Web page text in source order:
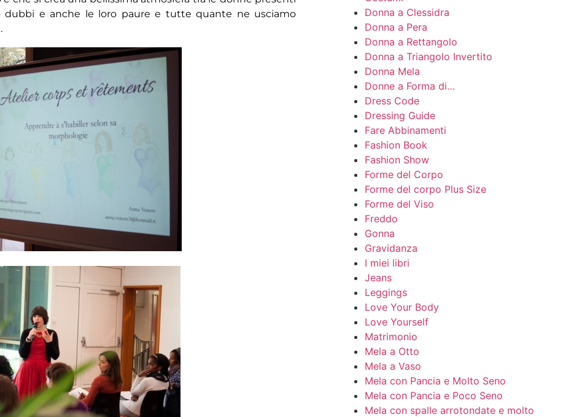
dubbi e anche le loro paure e tutte quante ne usciamo
Donna a Clessidra
Donna a Pera
Donna a Rettangolo
Donna a Triangolo Invertito
Donna Mela
Donne a Forma di…
Dress Code
Dressing Guide
Fare Abbinamenti
Fashion Book
Fashion Show
Forme del Corpo
Forme del corpo Plus Size
Forme del Viso
Freddo
Gonna
Gravidanza
I miei libri
Jeans
Leggings
Love Your Body
Love Yourself
Matrimonio
Mela a Otto
Mela a Vaso
Mela con Pancia e Molto Seno
Mela con Pancia e Poco Seno
Mela con spalle arrotondate e molto